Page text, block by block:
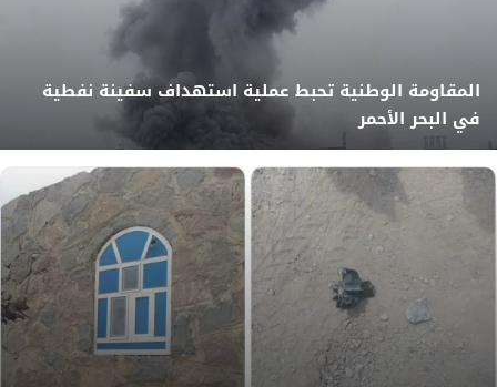
المقاومة الوطنية تحبط عملية استهداف سفينة نفطية
في البحر الأحمر